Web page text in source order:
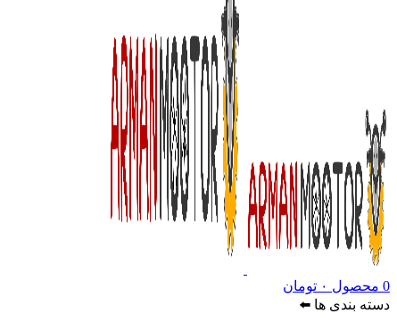
0 محصول ۰ تومان
دسته بندی ها ⬅️